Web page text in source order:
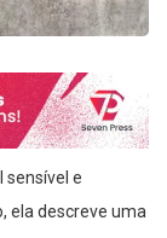
sensível e
ela descreve uma
da